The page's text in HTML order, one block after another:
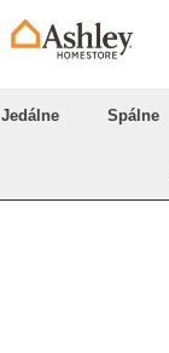
Jedálne Spálne